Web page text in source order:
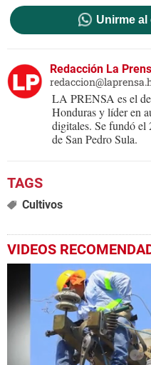
Unirme
Redacción La
LA PRENSA es el
Honduras y líder en
digitales. Se fundó el
de San Pedro Sula.
Cultivos
VIDEOS